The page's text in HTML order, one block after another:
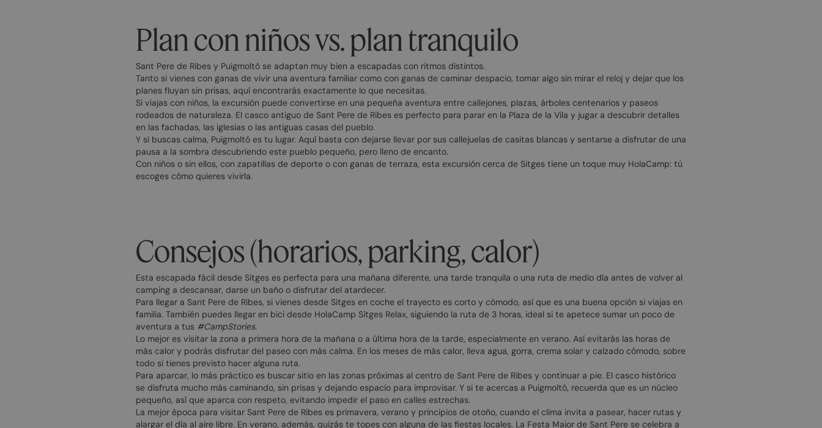
Plan con niños vs. plan tranquilo
Sant Pere de Ribes y Puigmoltó se adaptan muy bien a escapadas con ritmos distintos.
Tanto si vienes con ganas de vivir una aventura familiar como con ganas de caminar despacio, tomar algo sin mirar el reloj y dejar que los
planes fluyan sin prisas, aquí encontrarás exactamente lo que necesitas.
Si viajas con niños, la excursión puede convertirse en una pequeña aventura entre callejones, plazas, árboles centenarios y paseos
rodeados de naturaleza. El casco antiguo de Sant Pere de Ribes es perfecto para parar en la Plaza de la Vila y jugar a descubrir detalles
en las fachadas, las iglesias o las antiguas casas del pueblo.
Y si buscas calma, Puigmoltó es tu lugar. Aquí basta con dejarse llevar por sus callejuelas de casitas blancas y sentarse a disfrutar de una
pausa a la sombra descubriendo este pueblo pequeño, pero lleno de encanto.
Con niños o sin ellos, con zapatillas de deporte o con ganas de terraza, esta excursión cerca de Sitges tiene un toque muy HolaCamp: tú
escoges cómo quieres vivirla.
Consejos (horarios, parking, calor)
Esta escapada fácil desde Sitges es perfecta para una mañana diferente, una tarde tranquila o una ruta de medio día antes de volver al
camping a descansar, darse un baño o disfrutar del atardecer.
Para llegar a Sant Pere de Ribes, si vienes desde Sitges en coche el trayecto es corto y cómodo, así que es una buena opción si viajas en
familia. También puedes llegar en bici desde HolaCamp Sitges Relax, siguiendo la ruta de 3 horas, ideal si te apetece sumar un poco de
aventura a tus #CampStories.
Lo mejor es visitar la zona a primera hora de la mañana o a última hora de la tarde, especialmente en verano. Así evitarás las horas de
más calor y podrás disfrutar del paseo con más calma. En los meses de más calor, lleva agua, gorra, crema solar y calzado cómodo, sobre
todo si tienes previsto hacer alguna ruta.
Para aparcar, lo más práctico es buscar sitio en las zonas próximas al centro de Sant Pere de Ribes y continuar a pie. El casco histórico
se disfruta mucho más caminando, sin prisas y dejando espacio para improvisar. Y si te acercas a Puigmoltó, recuerda que es un núcleo
pequeño, así que aparca con respeto, evitando impedir el paso en calles estrechas.
La mejor época para visitar Sant Pere de Ribes es primavera, verano y principios de otoño, cuando el clima invita a pasear, hacer rutas y
alargar el día al aire libre. En verano, además, quizás te topes con alguna de las fiestas locales. La Festa Major de Sant Pere se celebra a